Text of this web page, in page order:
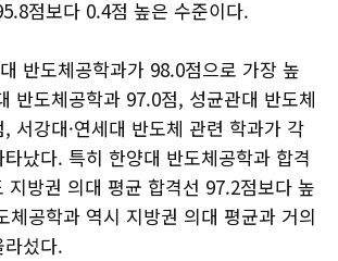
점보다 0.4점 높은 수준이다.
반도체공학과가 98.0점으로 가장 높
반도체공학과 97.0점, 성균관대 반도체
서강대·연세대 반도체 관련 학과가 각
났다. 특히 한양대 반도체공학과 합격
지방권 의대 평균 합격선 97.2점보다 높
체공학과 역시 지방권 의대 평균과 거의
섰다.